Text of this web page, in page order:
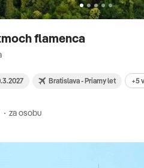
flamenca
Bratislava - Priamy let +5
za osobu